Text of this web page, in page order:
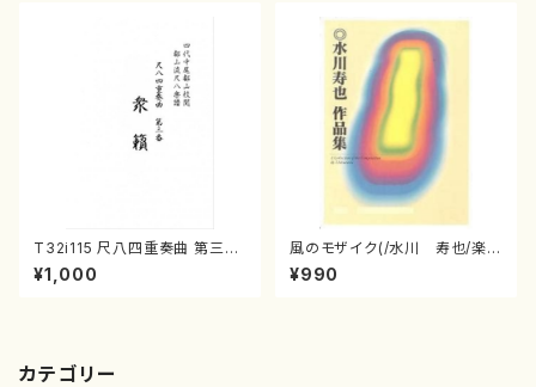
T32i115 尺八四重奏曲 第三番
衆籟（尺八/初代 山本邦山/尺
八/都山式譜）都山流公刊楽譜曲
¥1,000
風のモザイク(/水川 寿也/楽
譜）
¥990
カテゴリー